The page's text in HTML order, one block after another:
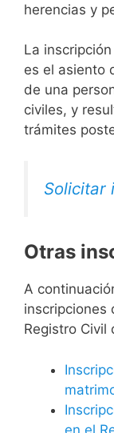
herencias y
La
es el asiento
de una
civiles, y
trámites
Solicitar
Otras
A
inscripciones
Registro Civil
en el